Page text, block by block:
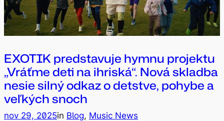
EXOTIK predstavuje hymnu projektu
„Vráťme deti na ihriská“. Nová skladba
nesie silný odkaz o detstve, pohybe a
veľkých snoch
nov 29, 2025in Blog, Music News